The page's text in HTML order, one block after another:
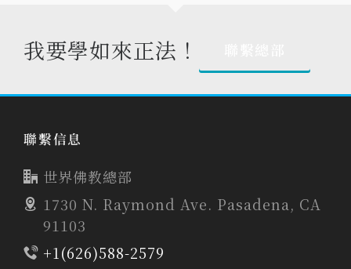
我要學如來正法！
聯繫信息
世界佛教總部
1730 N. Raymond Ave. Pasadena, CA
91103
+1(626)588-2579